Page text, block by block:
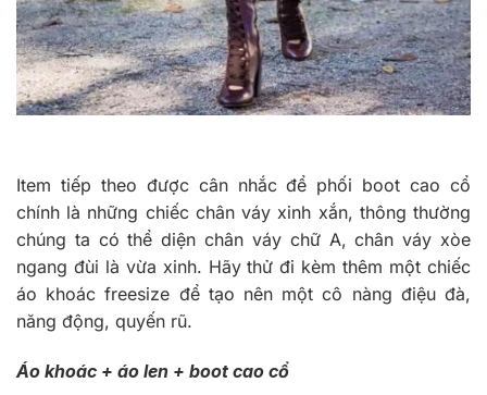
Item tiếp theo được cân nhắc để phối boot cao cổ
chính là những chiếc chân váy xinh xắn, thông thường
chúng ta có thể diện chân váy chữ A, chân váy xòe
ngang đùi là vừa xinh. Hãy thử đi kèm thêm một chiếc
áo khoác freesize để tạo nên một cô nàng điệu đà,
năng động, quyến rũ.
Áo khoác + áo len + boot cao cổ